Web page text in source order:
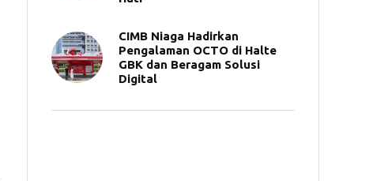
CIMB Niaga Hadirkan
Pengalaman OCTO di Halte
GBK dan Beragam Solusi
Digital